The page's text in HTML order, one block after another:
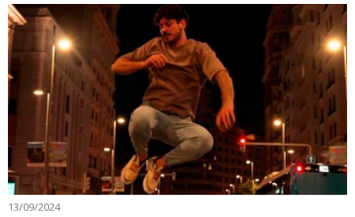
13/09/2024